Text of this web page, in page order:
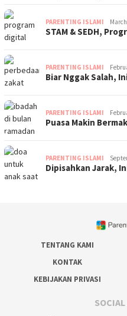
PARENTING ISLAMI
STAM & SEDH,
PARENTING ISLAMI
Biar Nggak Salah,
PARENTING ISLAMI
Puasa Makin
PARENTING ISLAMI
Dipisahkan Jarak,
TENTANG KAMI
KONTAK
KEBIJAKAN PRIVASI